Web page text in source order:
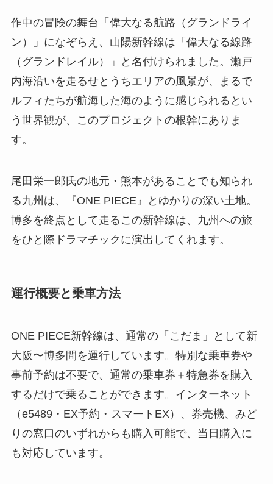
作中の冒険の舞台「偉大なる航路（グランドライ
ン）」になぞらえ、山陽新幹線は「偉大なる線路
（グランドレイル）」と名付けられました。瀬戸
内海沿いを走るせとうちエリアの風景が、まるで
ルフィたちが航海した海のように感じられるとい
う世界観が、このプロジェクトの根幹にありま
す。
尾田栄一郎氏の地元・熊本があることでも知られ
る九州は、『ONE PIECE』とゆかりの深い土地。
博多を終点として走るこの新幹線は、九州への旅
をひと際ドラマチックに演出してくれます。
運行概要と乗車方法
ONE PIECE新幹線は、通常の「こだま」として新
大阪〜博多間を運行しています。特別な乗車券や
事前予約は不要で、通常の乗車券＋特急券を購入
するだけで乗ることができます。インターネット
（e5489・EX予約・スマートEX）、券売機、みど
りの窓口のいずれからも購入可能で、当日購入に
も対応しています。